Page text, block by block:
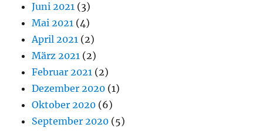
Juni 2021 (3)
Mai 2021 (4)
April 2021 (2)
März 2021 (2)
Februar 2021 (2)
Dezember 2020 (1)
Oktober 2020 (6)
September 2020 (5)